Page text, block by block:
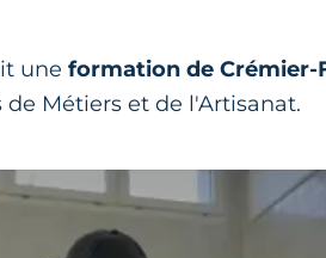
uneformation de Crémier-
Métiers et de l'Artisanat.